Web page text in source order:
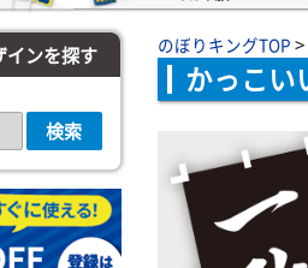
インを探す
検索
のぼりキングTOP >
かっこい